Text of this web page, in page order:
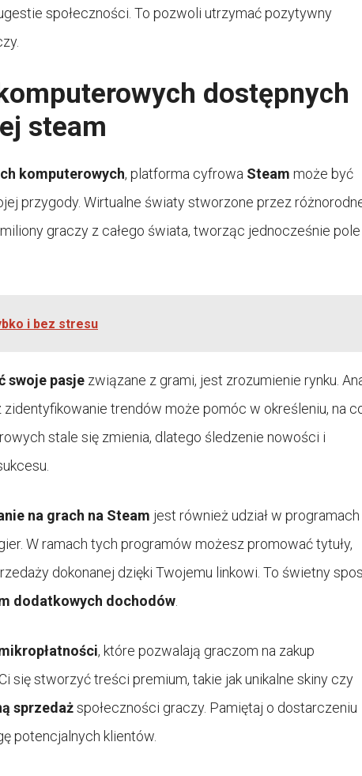
społeczności. To pozwoli utrzymać pozytywny
dostępnych
steam
komputerowych, platforma cyfrowa Steam może być
przygody. Wirtualne światy stworzone przez
graczy z całego świata, tworząc jednocześnie
i bez stresu
swoje pasje związane z grami, jest zrozumienie rynku.
trendów może pomóc w określeniu, na
stale się zmienia, dlatego śledzenie nowości i
na grach na Steam jest również udział w programach
W ramach tych programów możesz promować tytuły,
dokonanej dzięki Twojemu linkowi. To świetny
dodatkowych dochodów
, które pozwalają graczom na zakup
się stworzyć treści premium, takie jak unikalne skiny czy
sprzedażspołeczności graczy. Pamiętaj o dostarczeniu
potencjalnych klientów.